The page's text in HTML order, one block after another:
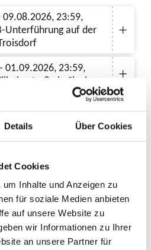
Details Über Cookies
Cookies
Inhalte und Anzeigen zu
für soziale Medien anbieten
auf unsere Website zu
wir Informationen zu Ihrer
an unsere Partner für
Unterführung auf der
in Siegburg